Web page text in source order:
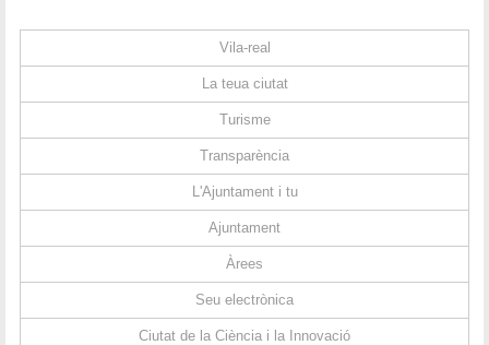
Vila-real
La teua ciutat
Turisme
Transparència
L'Ajuntament i tu
Ajuntament
Àrees
Seu electrònica
Ciutat de la Ciència i la Innovació